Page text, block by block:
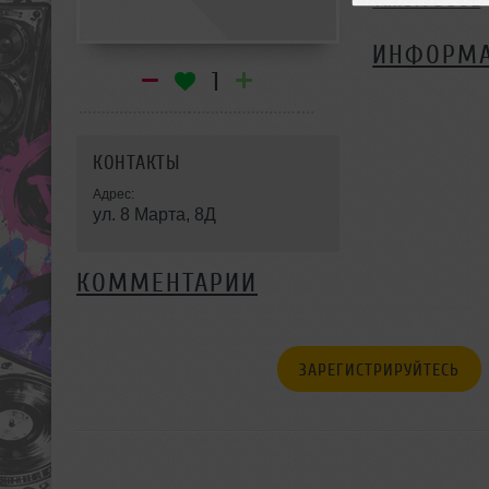
1
КОНТАКТЫ
Адрес:
ул. 8 Марта, 8Д
КОММЕНТАРИИ
ЗАРЕГИСТРИРУЙТЕСЬ